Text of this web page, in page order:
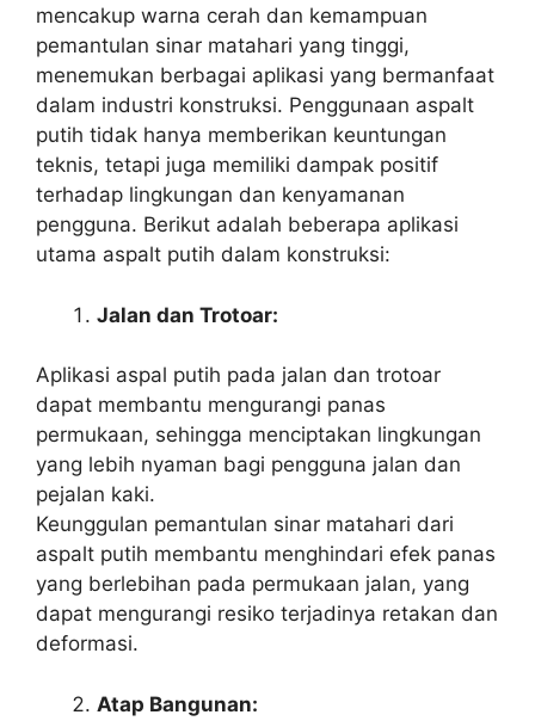
mencakup warna cerah dan kemampuan
pemantulan sinar matahari yang tinggi,
menemukan berbagai aplikasi yang bermanfaat
dalam industri konstruksi. Penggunaan aspalt
putih tidak hanya memberikan keuntungan
teknis, tetapi juga memiliki dampak positif
terhadap lingkungan dan kenyamanan
pengguna. Berikut adalah beberapa aplikasi
utama aspalt putih dalam konstruksi:
Jalan dan Trotoar:
Aplikasi aspal putih pada jalan dan trotoar
dapat membantu mengurangi panas
permukaan, sehingga menciptakan lingkungan
yang lebih nyaman bagi pengguna jalan dan
pejalan kaki.
Keunggulan pemantulan sinar matahari dari
aspalt putih membantu menghindari efek panas
yang berlebihan pada permukaan jalan, yang
dapat mengurangi resiko terjadinya retakan dan
deformasi.
Atap Bangunan: